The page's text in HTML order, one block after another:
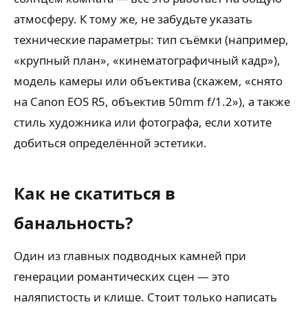
атмосферу. К тому же, не забудьте указать
технические параметры: тип съёмки (например,
«крупный план», «кинематографичный кадр»),
модель камеры или объектива (скажем, «снято
на Canon EOS R5, объектив 50mm f/1.2»), а также
стиль художника или фотографа, если хотите
добиться определённой эстетики.
Как не скатиться в
банальность?
Один из главных подводных камней при
генерации романтических сцен — это
наляпистость и клише. Стоит только написать